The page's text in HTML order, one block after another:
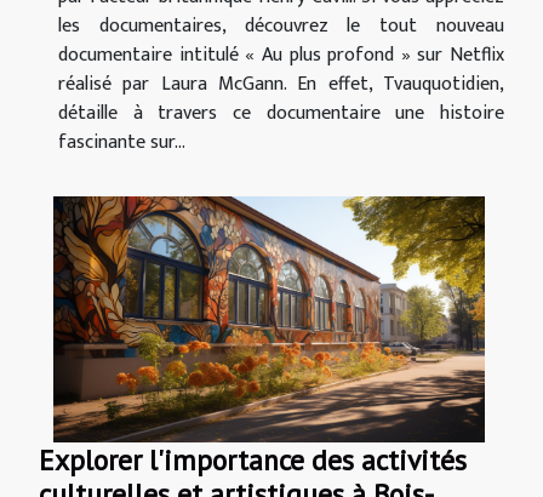
les documentaires, découvrez le tout nouveau
documentaire intitulé « Au plus profond » sur Netflix
réalisé par Laura McGann. En effet, Tvauquotidien,
détaille à travers ce documentaire une histoire
fascinante sur...
Explorer l'importance des activités